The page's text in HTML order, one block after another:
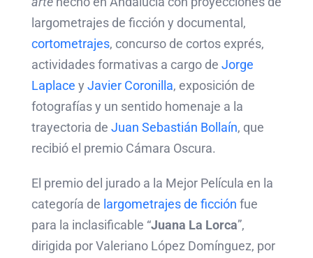
largometrajes de ficción y documental,
cortometrajes, concurso de cortos exprés,
actividades formativas a cargo de Jorge
Laplace y Javier Coronilla, exposición de
fotografías y un sentido homenaje a la
trayectoria de Juan Sebastián Bollaín, que
recibió el premio Cámara Oscura.
El premio del jurado a la Mejor Película en la
categoría de largometrajes de ficción fue
para la inclasificable “Juana La Lorca”,
dirigida por Valeriano López Domínguez, por